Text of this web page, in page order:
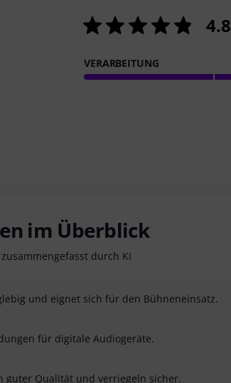
4.8
VERARBEITUNG
im Überblick
durch KI
und eignet sich für den Bühneneinsatz.
für digitale Audiogeräte.
guter Qualität und verriegeln sicher.